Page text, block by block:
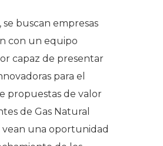
buscan empresas
con un equipo
capaz de presentar
para el
propuestas de valor
de Gas Natural
vean una oportunidad